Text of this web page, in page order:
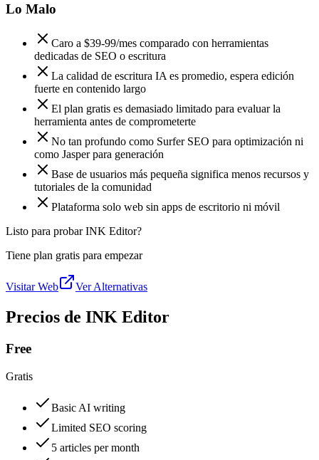
Lo Malo
Caro a $39-99/mes comparado con herramientas
dedicadas de SEO o escritura
La calidad de escritura IA es promedio, espera edición
fuerte en contenido largo
El plan gratis es demasiado limitado para evaluar la
herramienta antes de comprometerte
No tan profundo como Surfer SEO para optimización ni
como Jasper para generación
Base de usuarios más pequeña significa menos recursos y
tutoriales de la comunidad
Plataforma solo web sin apps de escritorio ni móvil
Listo para probar INK Editor?
Tiene plan gratis para empezar
Visitar Web Ver Alternativas
Precios de INK Editor
Free
Gratis
Basic AI writing
Limited SEO scoring
5 articles per month